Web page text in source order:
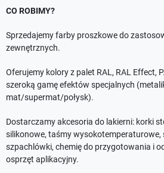
CO ROBIMY?
Sprzedajemy farby proszkowe do
zewnętrznych.
Oferujemy kolory z palet RAL, RAL Effect,
szeroką gamę efektów specjalnych
mat/supermat/połysk).
Dostarczamy akcesoria do lakierni: korki
silikonowe, taśmy wysokotemperaturowe,
szpachlówki, chemię do przygotowania i
osprzęt aplikacyjny.